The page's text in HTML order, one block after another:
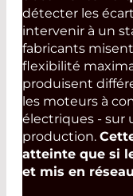
détecter les
intervenir à un
fabricants
flexibilité
produisent
les moteurs à
électriques - sur
production.
atteinte que si
et mis en